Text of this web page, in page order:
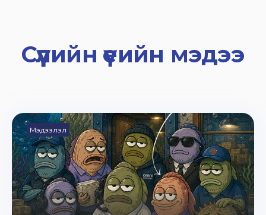
Сүүлийн үеийн мэдээ
Мэдээлэл